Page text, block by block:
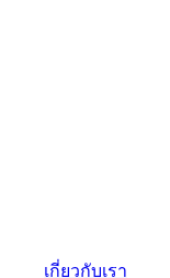
เกี่ยวกับเรา